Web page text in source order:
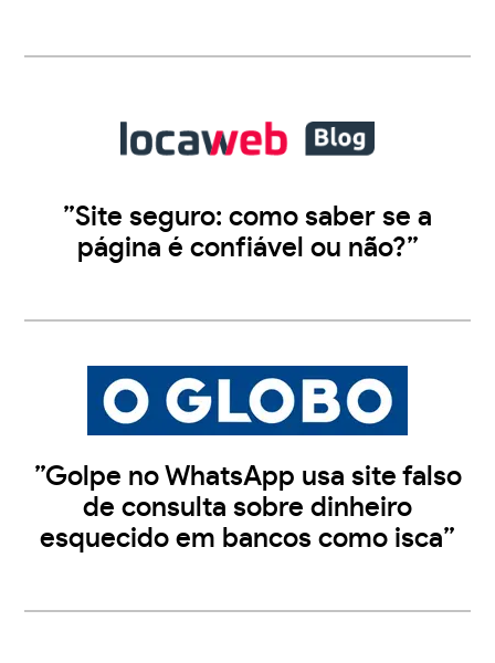
”Site seguro: como saber se a
página é confiável ou não?”
”Golpe no WhatsApp usa site falso
de consulta sobre dinheiro
esquecido em bancos como isca”